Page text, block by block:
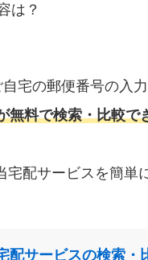
は？
宅の郵便番号の入力
無料で検索・比較で
配サービスを簡単
配サービスの検索・